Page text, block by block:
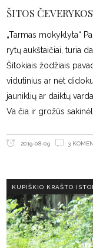
ŠITOS
„Tarmas mokyklyta“
rytų aukštaičiai, turia
Šitokiais žodžiais
vidutinius ar nėt
jauniklių ar daiktų
Va čia ir grožūs
2019-08-09 3
KUPIŠKIO KRAŠTO